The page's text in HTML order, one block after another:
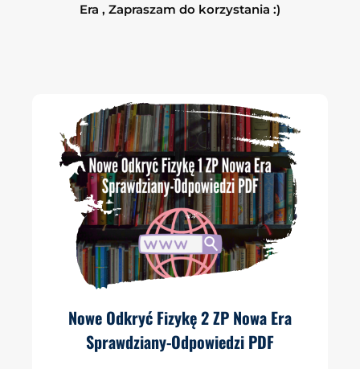
Era , Zapraszam do korzystania :)
Nowe Odkryć Fizykę 2 ZP Nowa Era
Sprawdziany-Odpowiedzi PDF